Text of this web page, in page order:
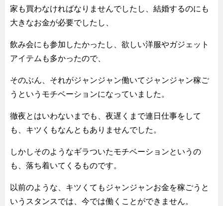
家も買わなければなりませんでしたし、結婚するのにも
大きなお金が必要でしたし、
飲み会にも参加したかったし、欲しい洋服やガジェット
アイテムも多かったので、
そのぶん、それがジャンジャン働いてジャンジャン稼ご
うというモチベーションになっていました。
徹夜とはいわないまでも、夜遅くまで連日仕事をして
も、キツくもなんともありませんでした。
しかしそのようなギラついたモチベーションというの
も、落ち着いてくるものです。
以前のような、キツくてもジャンジャンお金を稼ごうと
いうスタンスでは、今では働くことができません。